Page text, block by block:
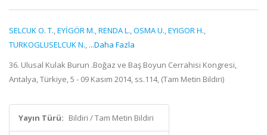
SELCUK O. T.,EYİGÖR M.,RENDA L.,OSMA U.,EYIGOR H.,
TURKOGLUSELCUK N., ...Daha Fazla
36. Ulusal Kulak Burun .Boğaz ve Baş Boyun Cerrahisi Kongresi,
Antalya, Türkiye, 5 - 09 Kasım 2014, ss.114, (Tam Metin Bildiri)
Yayın Türü: Bildiri / Tam Metin Bildiri